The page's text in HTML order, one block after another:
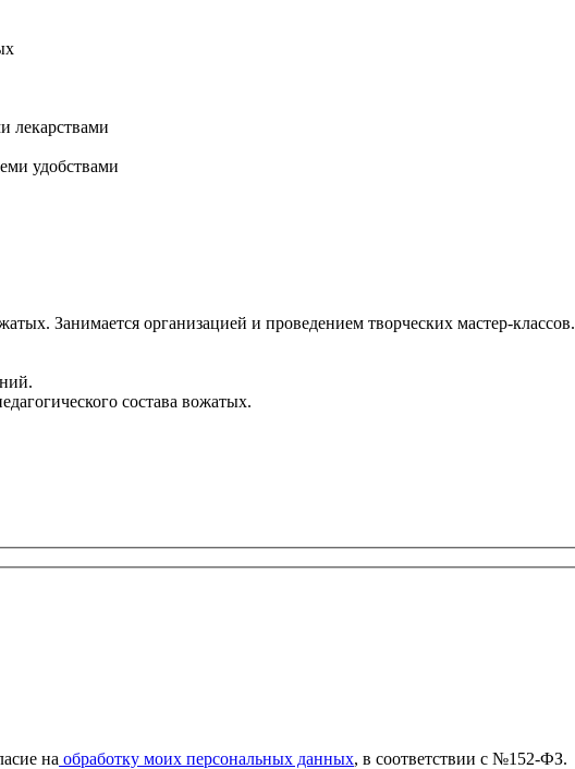
лекарствами
удобствами
Занимается организацией и проведением творческих мастер-классов.
состава вожатых.
на обработку моих персональных данных, в соответствии с №152-ФЗ.